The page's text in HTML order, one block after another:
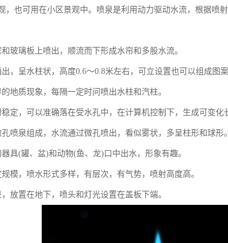
，也可用在小区景观中。喷泉是利用动力驱动水流，根据喷
玻璃板上喷出，顺流而下形成水帘和多股水流。
，呈水柱状，高度0.6～0.8米左右，可立设置也可以组成图案
地质现象，每隔一定时问喷出水柱和汽柱。
定，可以准确落在受水孔中，在计算机控制下，生成可变化
喷泉组成，水流通过微孔喷出，看似雾状，多呈柱形和球形。
具(罐、盆)和动物(鱼、龙)口中出水，形象有趣。
模，喷水形式多样，有层次，有气势，喷射高度高。
放置在地下，喷头和灯光设置在盖板下端。